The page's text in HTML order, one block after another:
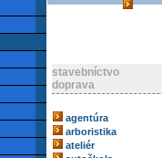
stavebníctvo
doprava
agentúra
arboristika
ateliér